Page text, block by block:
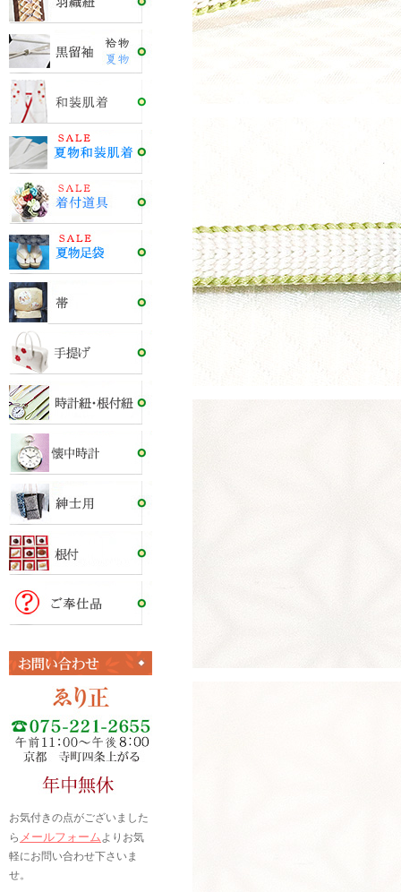
お気付きの点がございました
ら メールフォームよりお気
軽にお問い合わせ下さいま
せ。